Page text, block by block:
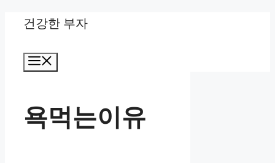
Skip
content
건강한 부자
욕먹는이유